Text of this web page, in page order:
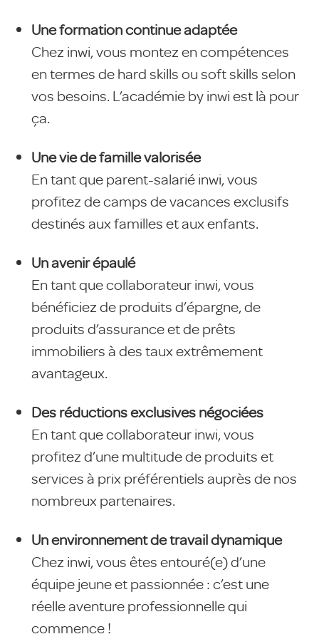
Une formation continue adaptée
Chez inwi, vous montez en compétences
en termes de hard skills ou soft skills selon
vos besoins. L’académie by inwi est là pour
ça.
Une vie de famille valorisée
En tant que parent-salarié inwi, vous
profitez de camps de vacances exclusifs
destinés aux familles et aux enfants.
Un avenir épaulé
En tant que collaborateur inwi, vous
bénéficiez de produits d’épargne, de
produits d’assurance et de prêts
immobiliers à des taux extrêmement
avantageux.
Des réductions exclusives négociées
En tant que collaborateur inwi, vous
profitez d’une multitude de produits et
services à prix préférentiels auprès de nos
nombreux partenaires.
Un environnement de travail dynamique
Chez inwi, vous êtes entouré(e) d’une
équipe jeune et passionnée : c’est une
réelle aventure professionnelle qui
commence !